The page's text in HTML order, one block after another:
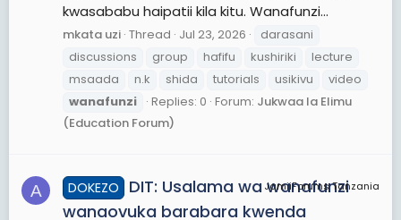
kwasababu haipatii kila kitu. Wanafunzi...
mkata uzi Thread Jul 23, 2026
darasani
discussions
group hafifu kushiriki
lecture
msaada
n.k shida tutorials usikivu
video
wanafunzi
Replies: 0 Forum: Jukwaa la Elimu
(Education Forum)
A JamiiForums Tanzania
DOKEZO
DIT: Usalama wa wanafunzi
wanaovuka barabara kwenda